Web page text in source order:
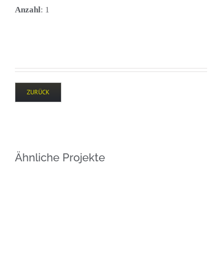
Anzahl: 1
ZURÜCK
Ähnliche Projekte